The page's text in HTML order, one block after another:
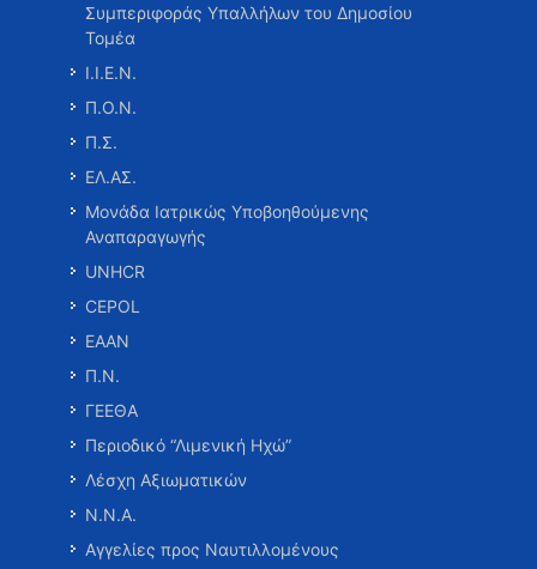
Συμπεριφοράς Υπαλλήλων του Δημοσίου
Τομέα
Ι.Ι.Ε.Ν.
Π.Ο.Ν.
Π.Σ.
ΕΛ.ΑΣ.
Μονάδα Ιατρικώς Υποβοηθούμενης
Αναπαραγωγής
UNHCR
CEPOL
ΕΑΑΝ
Π.Ν.
ΓΕΕΘΑ
Περιοδικό “Λιμενική Ηχώ”
Λέσχη Αξιωματικών
Ν.Ν.Α.
Αγγελίες προς Ναυτιλλομένους